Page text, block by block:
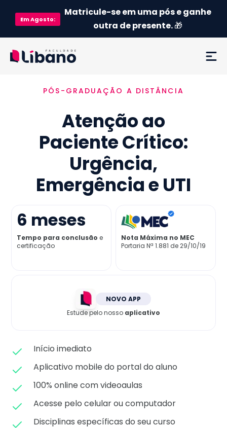
EmAgosto:
Matricule-se em uma pós e ganhe
outra de presente.🎁
Ementa
Como funciona
Credenciamento MEC
Preço
Matricule-se
PÓS-GRADUAÇÃO A DISTÂNCIA
Atenção ao
Paciente Crítico:
Urgência,
Emergência e UTI
6 meses
Tempo para conclusão e
certificação
Nota Máxima no MEC
Portaria Nª 1.881 de 29/10/19
NOVO APP
Estude pelo nosso aplicativo
Início imediato
Aplicativo mobile do portal do aluno
100% online com videoaulas
Acesse pelo celular ou computador
Disciplinas específicas do seu curso